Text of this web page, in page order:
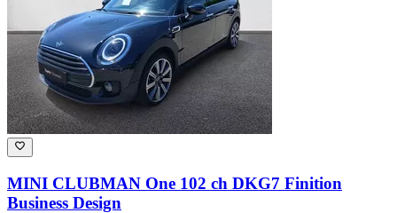
MINI CLUBMAN One 102 ch DKG7 Finition
Business Design